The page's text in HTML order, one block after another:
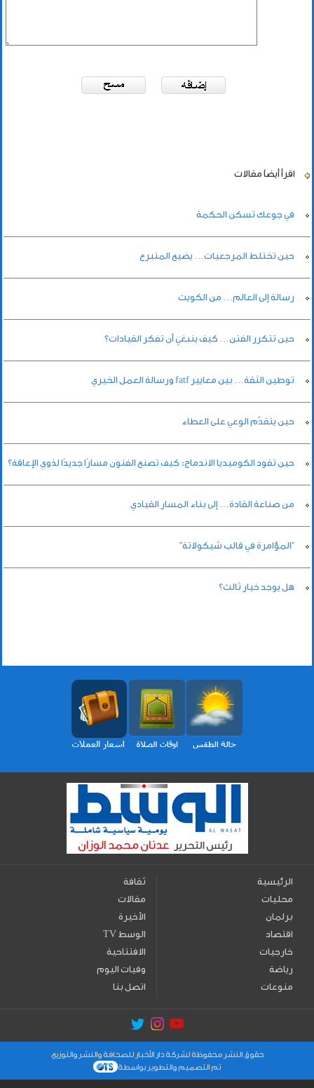
اقرأ أيضاً مقالات
في جوعك تسكن الحكمة
حين تختلط المرجعيات… يضيع المتبرع
رسالة إلى العالم… من الكويت
حين تتكرر الفتن… كيف ينبغي أن تفكر القيادات؟
توطين الثقة… بين معايير fatf ورسالة العمل الخيري
حين يتقدّم الوعي على العطاء
حين تقود الكوميديا الاندماج: كيف تصنع الفنون مسارًا جديدًا لذوي الإعاقة؟
من صناعة القادة… إلى بناء المسار القيادي
"المؤامرة في قالب شيكولاتة"
هل يوجد خيار ثالث؟
الرئيسية
محليات
برلمان
اقتصاد
خارجيات
رياضة
منوعات
ثقافة
مقالات
الأخيرة
TV الوسط
الافتتاحية
وفيات اليوم
اتصل بنا
حقوق النشر محفوظة لشركة دار الأخبار للصحافة والنشر والتوزيع
تم التصميم والتطوير بواسطة